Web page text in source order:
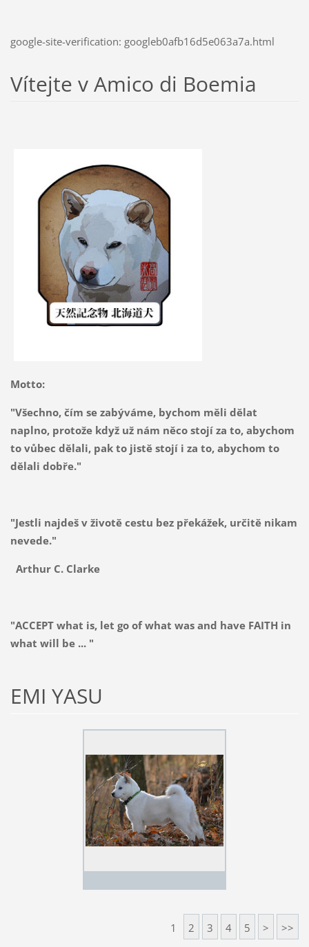
google-site-verification: googleb0afb16d5e063a7a.html
Vítejte v Amico di Boemia
Motto:
"Všechno, čím se zabýváme, bychom měli dělat
naplno, protože když už nám něco stojí za to, abychom
to vůbec dělali, pak to jistě stojí i za to, abychom to
dělali dobře."
"Jestli najdeš v životě cestu bez překážek, určitě nikam
nevede."
Arthur C. Clarke
"ACCEPT what is, let go of what was and have FAITH in
what will be ... "
EMI YASU
1 2 3 4 5 > >>